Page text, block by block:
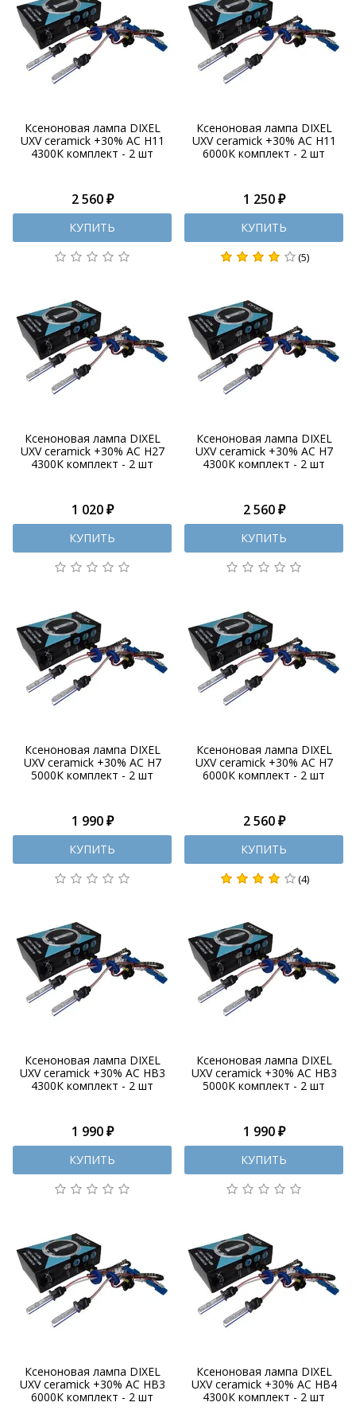
Ксеноновая лампа DIXEL
UXV ceramick +30% AC H11
4300К комплект - 2 шт
Ксеноновая лампа DIXEL
UXV ceramick +30% AC H11
6000К комплект - 2 шт
Ксеноновая лампа DIXEL
UXV ceramick +30% AC H27
4300К комплект - 2 шт
2 560 ₽
КУПИТЬ
Ксеноновая лампа DIXEL
UXV ceramick +30% AC H7
4300К комплект - 2 шт
1 250 ₽
КУПИТЬ
(5)
Ксеноновая лампа DIXEL
UXV ceramick +30% AC H7
5000К комплект - 2 шт
1 020 ₽
КУПИТЬ
Ксеноновая лампа DIXEL
UXV ceramick +30% AC H7
6000К комплект - 2 шт
2 560 ₽
КУПИТЬ
Ксеноновая лампа DIXEL
UXV ceramick +30% AC HB3
4300К комплект - 2 шт
1 990 ₽
КУПИТЬ
Ксеноновая лампа DIXEL
UXV ceramick +30% AC HB3
5000К комплект - 2 шт
2 560 ₽
КУПИТЬ
(4)
Ксеноновая лампа DIXEL
UXV ceramick +30% AC HB3
6000К комплект - 2 шт
1 990 ₽
КУПИТЬ
Ксеноновая лампа DIXEL
UXV ceramick +30% AC HB4
4300К комплект - 2 шт
1 990 ₽
КУПИТЬ